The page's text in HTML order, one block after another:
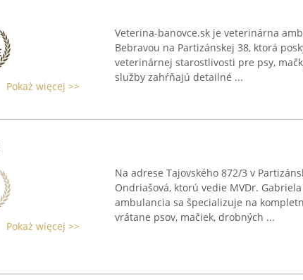
Pokaż więcej >>
Veterina-banovce.sk je veterinárna
Bebravou na Partizánskej 38, ktorá
veterinárnej starostlivosti pre psy,
služby zahŕňajú detailné ...
Pokaż więcej >>
Na adrese Tajovského 872/3 v
Ondriašová, ktorú vedie MVDr.
ambulancia sa špecializuje na
vrátane psov, mačiek, drobných ...